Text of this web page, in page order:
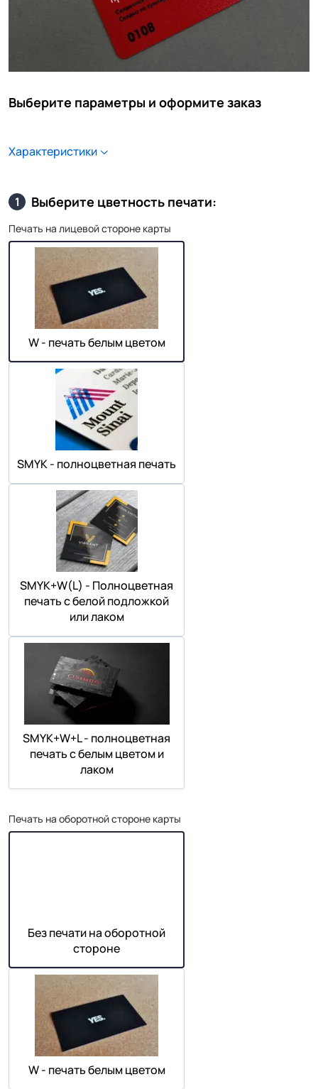
Выберите параметры и оформите заказ
Характеристики
1 Выберите цветность печати:
Печать на лицевой стороне карты
W - печать белым цветом
SMYK - полноцветная печать
SMYK+W(L) - Полноцветная
печать с белой подложкой
или лаком
SMYK+W+L - полноцветная
печать с белым цветом и
лаком
Печать на оборотной стороне карты
Без печати на оборотной
стороне
W - печать белым цветом